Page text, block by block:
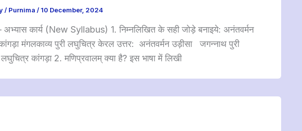
/ Purnima /10 December, 2024
अभ्यास कार्य (New Syllabus) 1. निम्नलिखित के सही जोड़े बनाइये: अनंतवर्मन
मंगलकाव्य पुरी लघुचित्र केरल उत्तर: अनंतवर्मन उड़ीसा जगन्नाथ पुरी
कांगड़ा 2. मणिप्रवालम् क्या है? इस भाषा में लिखी